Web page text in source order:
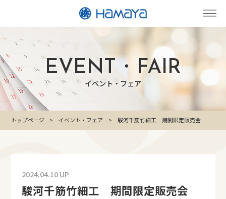
EVENT・FAIR
イベント・フェア
トップページ イベント・フェア 駿河千筋竹細工 期間限定販売会
2024.04.10 UP
駿河千筋竹細工 期間限定販売会